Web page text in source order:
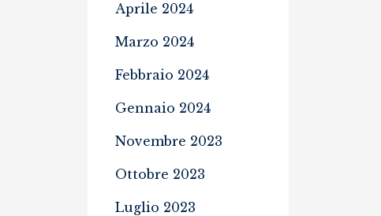
Aprile 2024
Marzo 2024
Febbraio 2024
Gennaio 2024
Novembre 2023
Ottobre 2023
Luglio 2023